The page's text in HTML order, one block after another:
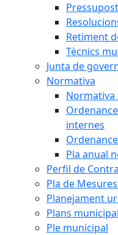
Retiment
Tècnics
Junta de
Normativa
internes
Pla anual
Perfil de
Pla de
Planejament
Plans
Ple municipal